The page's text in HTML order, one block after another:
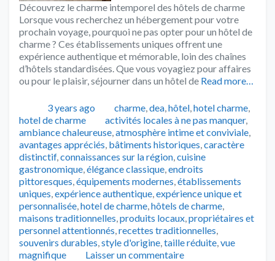
Découvrez le charme intemporel des hôtels de charme
Lorsque vous recherchez un hébergement pour votre
prochain voyage, pourquoi ne pas opter pour un hôtel de
charme ? Ces établissements uniques offrent une
expérience authentique et mémorable, loin des chaînes
d’hôtels standardisées. Que vous voyagiez pour affaires
ou pour le plaisir, séjourner dans un hôtel de Read more…
Publié3 years ago Catégories
charme,dea,hôtel,hotel charme,
hotel de charme
Tags
activités locales à ne pas manquer,
ambiance chaleureuse,atmosphère intime et conviviale,
avantages appréciés, bâtiments historiques,caractère
distinctif,connaissances sur la région,cuisine
gastronomique,élégance classique,endroits
pittoresques,équipements modernes,établissements
uniques,expérience authentique,expérience unique et
personnalisée,hotel de charme,hôtels de charme,
maisons traditionnelles,produits locaux,propriétaires et
personnel attentionnés,recettes traditionnelles,
souvenirs durables,style d'origine,taille réduite,vue
magnifique
Laisser un commentaire